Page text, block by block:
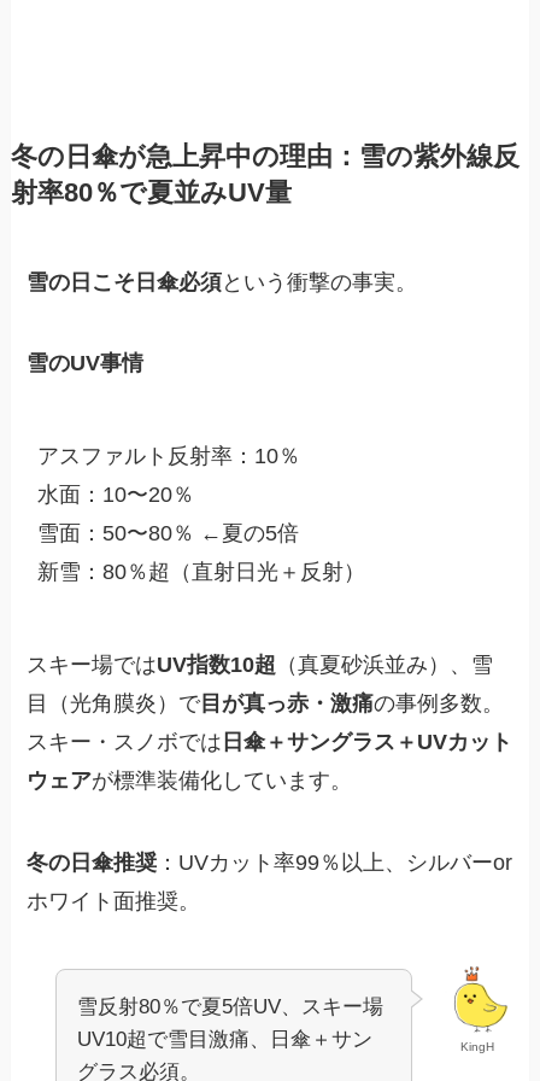
冬の日傘が急上昇中の理由：雪の紫外線反
射率80％で夏並みUV量
雪の日こそ日傘必須という衝撃の事実。
雪のUV事情
アスファルト反射率：10％
水面：10〜20％
雪面：50〜80％ ←夏の5倍
新雪：80％超（直射日光＋反射）
スキー場ではUV指数10超 （真夏砂浜並み）、雪
目（光角膜炎）で目が真っ赤・激痛の事例多数。
スキー・スノボでは 日傘＋サングラス＋UVカット
ウェアが標準装備化しています。
冬の日傘推奨 ：UVカット率99％以上、シルバーor
ホワイト面推奨。
KingH
雪反射80％で夏5倍UV、スキー場
UV10超で雪目激痛、日傘＋サン
グラス必須。